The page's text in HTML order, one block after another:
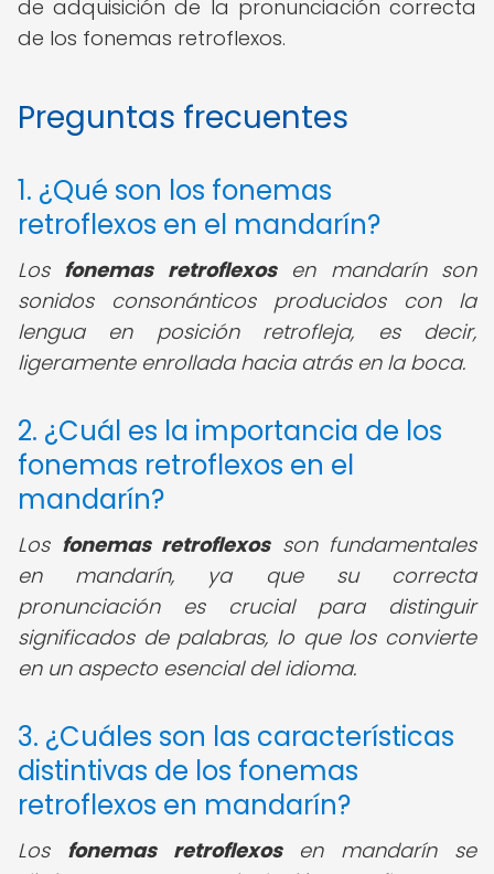
de adquisición de la pronunciación correcta
de los fonemas retroflexos.
Preguntas frecuentes
1. ¿Qué son los fonemas
retroflexos en el mandarín?
Los fonemas retroflexosen mandarín son
sonidos consonánticos producidos con la
lengua en posición retrofleja, es decir,
ligeramente enrollada hacia atrás en la boca.
2. ¿Cuál es la importancia de los
fonemas retroflexos en el
mandarín?
Los fonemas retroflexosson fundamentales
en mandarín, ya que su correcta
pronunciación es crucial para distinguir
significados de palabras, lo que los convierte
en un aspecto esencial del idioma.
3. ¿Cuáles son las características
distintivas de los fonemas
retroflexos en mandarín?
Los fonemas retroflexosen mandarín se